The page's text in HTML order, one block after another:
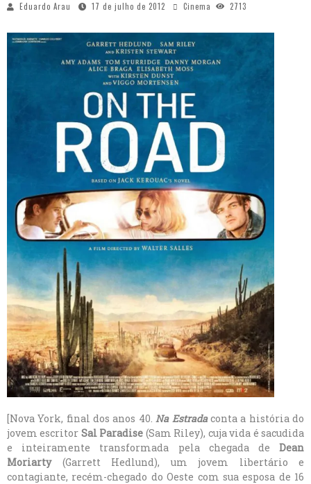
Eduardo Arau 17 de julho de 2012 Cinema 2713
[Nova York, final dos anos 40.Na Estradaconta a história do
jovem escritor Sal Paradise (Sam Riley), cuja vida é sacudida
e inteiramente transformada pela chegada de Dean
Moriarty(Garrett Hedlund), um jovem libertário e
contagiante, recém-chegado do Oeste com sua esposa de 16